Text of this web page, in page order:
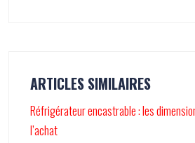
ARTICLES SIMILAIRES
Réfrigérateur encastrable : les
l’achat